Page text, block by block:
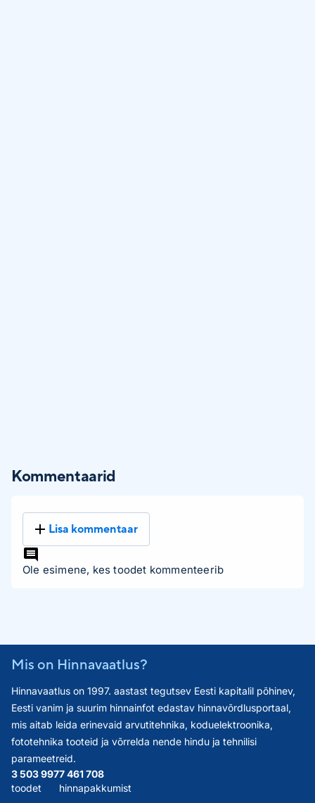
Kommentaarid
Lisa kommentaar
Ole esimene, kes toodet kommenteerib
Mis on Hinnavaatlus?
Hinnavaatlus on 1997. aastast tegutsev Eesti kapitalil põhinev,
Eesti vanim ja suurim hinnainfot edastav hinnavõrdlusportaal,
mis aitab leida erinevaid arvutitehnika, koduelektroonika,
fototehnika tooteid ja võrrelda nende hindu ja tehnilisi
parameetreid.
3 503 997
toodet
7 461 708
hinnapakkumist